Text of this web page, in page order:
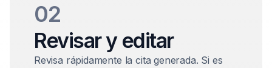
02
Revisar y editar
Revisa rápidamente la cita generada. Si es